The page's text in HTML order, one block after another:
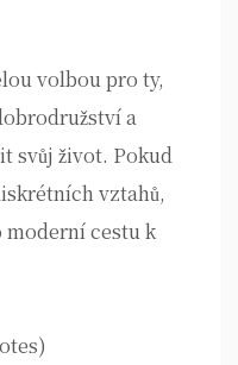
volbou pro ty,
a
svůj život. Pokud
vztahů,
moderní cestu k